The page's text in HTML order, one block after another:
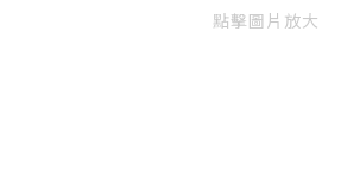
點擊圖片放大